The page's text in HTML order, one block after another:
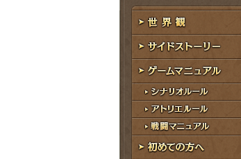
レ
ス
ド
ゲームガイド
世界観
サイドストーリー
ゲームマニュアル
シナリオルール
アトリエルール
戦闘マニュアル